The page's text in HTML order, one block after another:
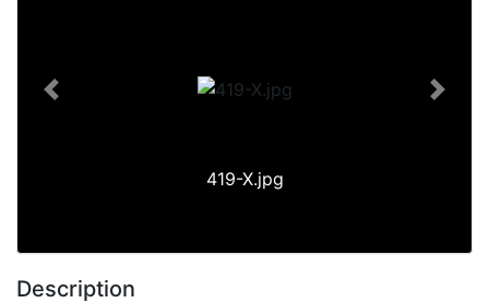
419-X.jpg
Previous Next
Description